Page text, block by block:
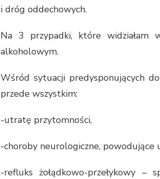
i dróg oddechowych.
Na 3 przypadki, które widziałam
alkoholowym.
Wśród sytuacji predysponujących
przede wszystkim:
-utratę przytomności,
-choroby neurologiczne,
-refluks żołądkowo-przełykowy –